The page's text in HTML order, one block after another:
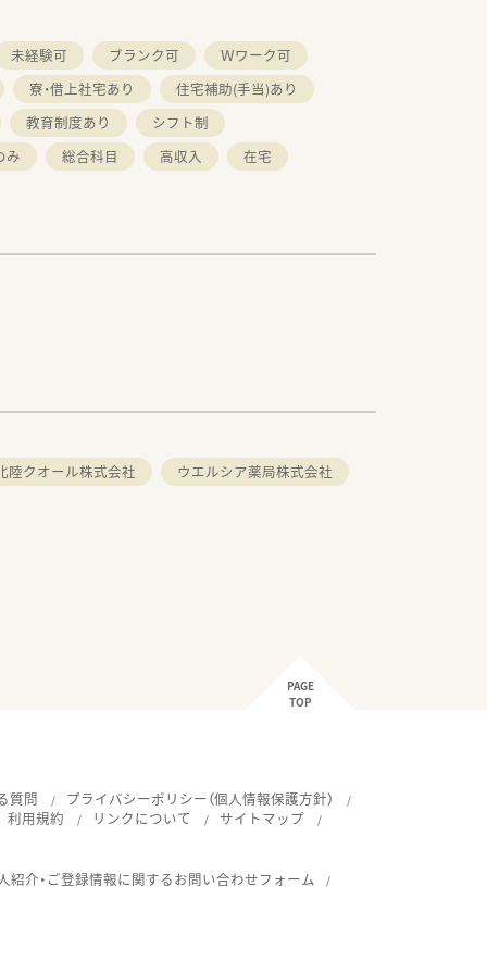
未経験可 ブランク可
Ｗワーク可
寮・借上社宅あり
住宅補助(手当)あり
教育制度あり
シフト制
み 総合科目 高収入 在宅
陸クオール株式会社
ウエルシア薬局株式会社
PAGE
TOP
質問
プライバシーポリシー（個人情報保護方針）
利用規約 リンクについて
サイトマップ
紹介・ご登録情報に関するお問い合わせフォーム